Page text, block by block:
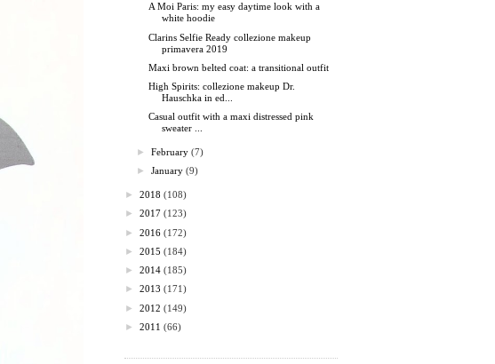
A Moi Paris: my easy daytime look with a
white hoodie
Clarins Selfie Ready collezione makeup
primavera 2019
Maxi brown belted coat: a transitional outfit
High Spirits: collezione makeup Dr.
Hauschka in ed...
Casual outfit with a maxi distressed pink
sweater ...
►February (7)
►January (9)
► 2018 (108)
► 2017 (123)
► 2016 (172)
► 2015 (184)
► 2014 (185)
► 2013 (171)
► 2012 (149)
► 2011 (66)